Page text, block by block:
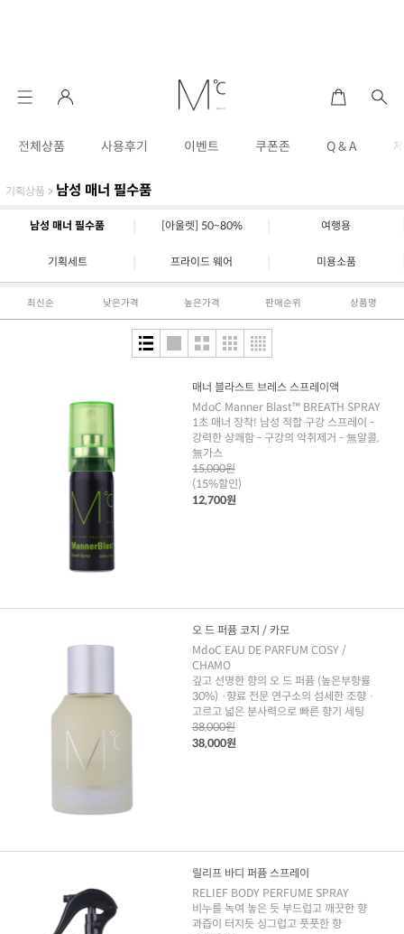
전체상품 사용후기 이벤트 쿠폰존 Q & A
기획상품 > 남성 매너 필수품
남성 매너 필수품 [아울렛] 50~80% 여행용
기획세트 프라이드 웨어 미용소품
최신순 낮은가격 높은가격 판매순위 상품명
매너 블라스트 브레스 스프레이액
MdoC Manner Blast™ BREATH SPRAY
1초 매너 장착! 남성 적합 구강 스프레이 -
강력한 상쾌함 - 구강의 악취제거 - 無알콜,
無가스
15,000원
(15%할인)
12,700원
오 드 퍼퓸 코지 / 카모
MdoC EAU DE PARFUM COSY /
CHAMO
깊고 선명한 향의 오 드 퍼퓸 (높은부향률
30%) ·향료 전문 연구소의 섬세한 조향 ·
고르고 넓은 분사력으로 빠른 향기 세팅
38,000원
38,000원
릴리프 바디 퍼퓸 스프레이
RELIEF BODY PERFUME SPRAY
비누를 녹여 놓은 듯 부드럽고 깨끗한 향
과즙이 터지듯 싱그럽고 풋풋한 향